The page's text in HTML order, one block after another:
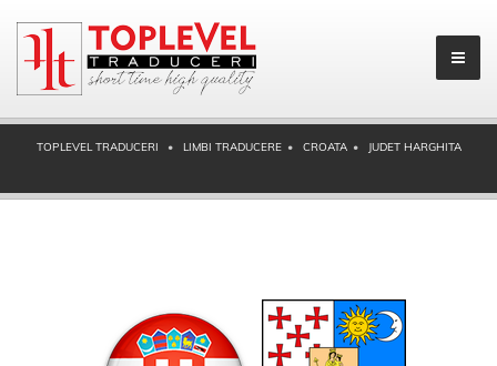
TOPLEVEL TRADUCERI LIMBI TRADUCERE CROATA JUDET HARGHITA